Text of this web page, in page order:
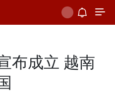
布成立 越南